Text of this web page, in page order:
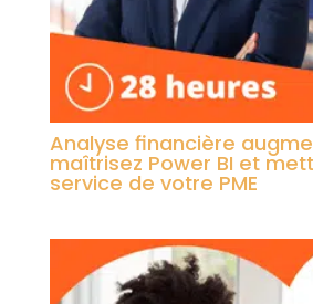
Analyse financière
maîtrisez Power BI et
service de votre PME